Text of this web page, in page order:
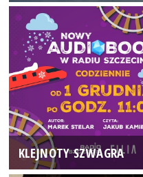
KLEJNOTY SZWAGRA